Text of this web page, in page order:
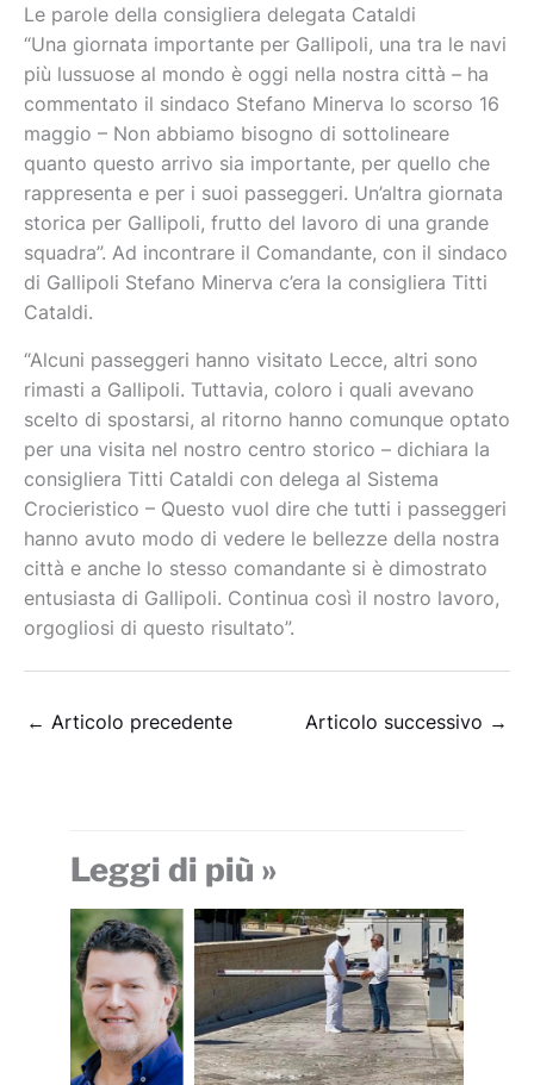
Le parole della consigliera delegata Cataldi
“Una giornata importante per Gallipoli, una tra le navi
più lussuose al mondo è oggi nella nostra città – ha
commentato il sindaco Stefano Minerva lo scorso 16
maggio – Non abbiamo bisogno di sottolineare
quanto questo arrivo sia importante, per quello che
rappresenta e per i suoi passeggeri. Un’altra giornata
storica per Gallipoli, frutto del lavoro di una grande
squadra”. Ad incontrare il Comandante, con il sindaco
di Gallipoli Stefano Minerva c’era la consigliera Titti
Cataldi.
“Alcuni passeggeri hanno visitato Lecce, altri sono
rimasti a Gallipoli. Tuttavia, coloro i quali avevano
scelto di spostarsi, al ritorno hanno comunque optato
per una visita nel nostro centro storico – dichiara la
consigliera Titti Cataldi con delega al Sistema
Crocieristico – Questo vuol dire che tutti i passeggeri
hanno avuto modo di vedere le bellezze della nostra
città e anche lo stesso comandante si è dimostrato
entusiasta di Gallipoli. Continua così il nostro lavoro,
orgogliosi di questo risultato”.
← Articolo precedente Articolo successivo →
Leggi di più »